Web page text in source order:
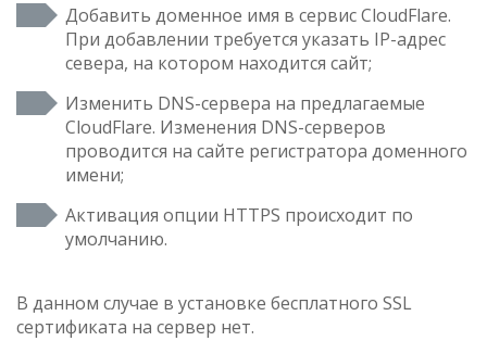
Добавить доменное имя в сервис CloudFlare.
При добавлении требуется указать IP-адрес
севера, на котором находится сайт;
Изменить DNS-сервера на предлагаемые
CloudFlare. Изменения DNS-серверов
проводится на сайте регистратора доменного
имени;
Активация опции HTTPS происходит по
умолчанию.
В данном случае в установке бесплатного SSL
сертификата на сервер нет.